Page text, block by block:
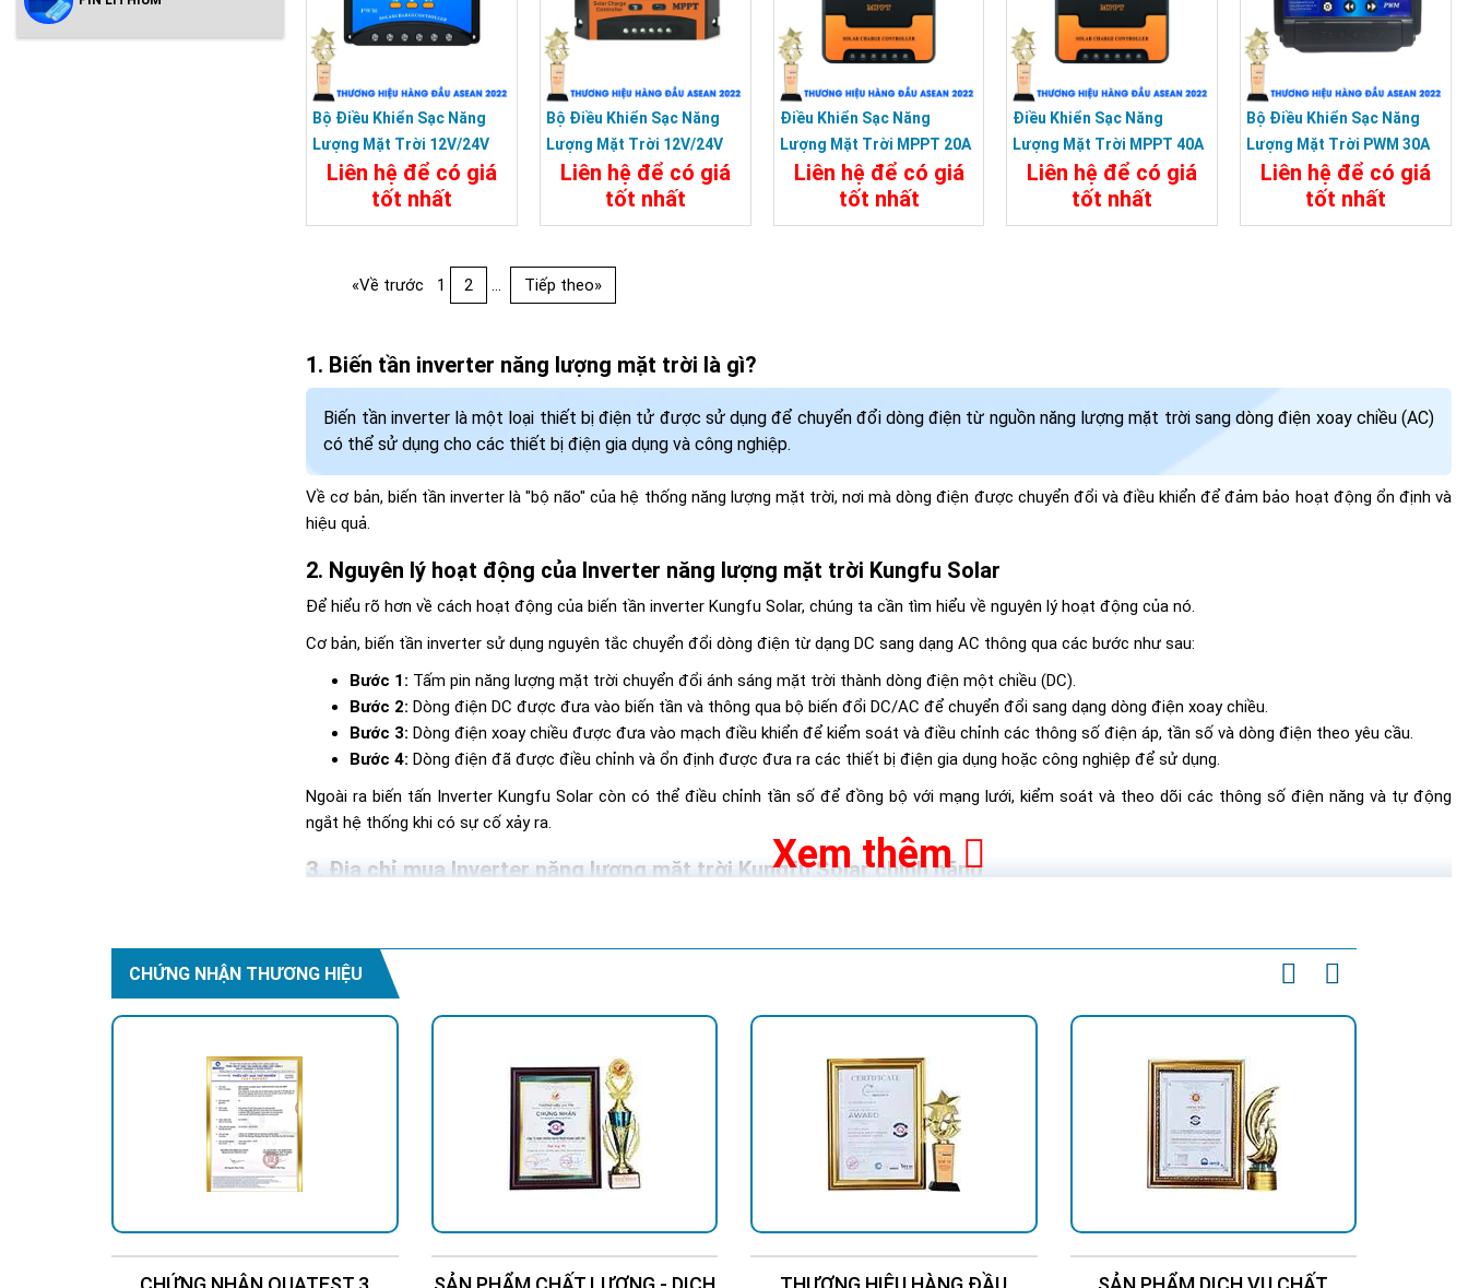
Bộ Điều Khiển Sạc Năng
Lượng Mặt Trời 12V/24V
60A PWM
Liên hệ để có giá
tốt nhất
Bộ Điều Khiển Sạc Năng
Lượng Mặt Trời 12V/24V
60A MPPT
Liên hệ để có giá
tốt nhất
Điều Khiển Sạc Năng
Lượng Mặt Trời MPPT 20A
Liên hệ để có giá
tốt nhất
Điều Khiển Sạc Năng
Lượng Mặt Trời MPPT 40A
Liên hệ để có giá
tốt nhất
Bộ Điều Khiển Sạc Năng
Lượng Mặt Trời PWM 30A
KUNGFU SOLAR
Liên hệ để có giá
tốt nhất
«Về trước 1 2 Tiếp theo»
Biến tần inverter năng lượng mặt trời là gì?
Biến tần inverter là một loại thiết bị điện tử được sử dụng để chuyển đổi dòng điện từ nguồn năng lượng mặt trời sang dòng điện xoay chiều (AC)
có thể sử dụng cho các thiết bị điện gia dụng và công nghiệp.
Về cơ bản, biến tần inverter là "bộ não" của hệ thống năng lượng mặt trời, nơi mà dòng điện được chuyển đổi và điều khiển để đảm bảo hoạt động ổn định và
hiệu quả.
Nguyên lý hoạt động của Inverter năng lượng mặt trời Kungfu Solar
Để hiểu rõ hơn về cách hoạt động của biến tần inverter Kungfu Solar, chúng ta cần tìm hiểu về nguyên lý hoạt động của nó.
Cơ bản, biến tần inverter sử dụng nguyên tắc chuyển đổi dòng điện từ dạng DC sang dạng AC thông qua các bước như sau:
Bước 1: Tấm pin năng lượng mặt trời chuyển đổi ánh sáng mặt trời thành dòng điện một chiều (DC).
Bước 2: Dòng điện DC được đưa vào biến tần và thông qua bộ biến đổi DC/AC để chuyển đổi sang dạng dòng điện xoay chiều.
Bước 3: Dòng điện xoay chiều được đưa vào mạch điều khiển để kiểm soát và điều chỉnh các thông số điện áp, tần số và dòng điện theo yêu cầu.
Bước 4: Dòng điện đã được điều chỉnh và ổn định được đưa ra các thiết bị điện gia dụng hoặc công nghiệp để sử dụng.
Ngoài ra biến tấn Inverter Kungfu Solar còn có thể điều chỉnh tần số để đồng bộ với mạng lưới, kiểm soát và theo dõi các thông số điện năng và tự động
ngắt hệ thống khi có sự cố xảy ra.
Địa chỉ mua Inverter năng lượng mặt trời Kungfu Solar chính hãng
Trụ sở chính: 126 Tân Quý, P.Tân Quý, Q.Tân Phú, TP.HCM
Chi Nhánh Thủ Đức: 307 Quốc lộ 13 Phường Hiệp Bình Phước , Thành Phố Thủ Đức.
Chi Nhánh Đồng Nai: 2394 Quốc Lộ 1K, Phường Hoá An, TP. Biên Hoà, Tỉnh Đồng Nai
Chi Nhánh Hà Nội: P914 Tòa Nhà CT4C/X2 KĐT Bắc Linh Đàm - Hoàng Mai - Hà Nội.
Hình ảnh showroom trưng bày Đèn năng lượng mặt trời tại Hoàng Quốc Bảo
Xem thêm
CHỨNG NHẬN THƯƠNG HIỆU